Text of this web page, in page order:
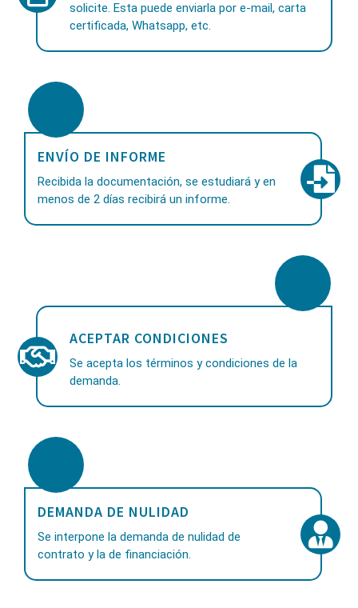
solicite. Esta puede enviarla por e-mail, carta
certificada, Whatsapp, etc.
ENVÍO DE INFORME
Recibida la documentación, se estudiará y en
menos de 2 días recibirá un informe.
ACEPTAR CONDICIONES
Se acepta los términos y condiciones de la
demanda.
DEMANDA DE NULIDAD
Se interpone la demanda de nulidad de
contrato y la de financiación.